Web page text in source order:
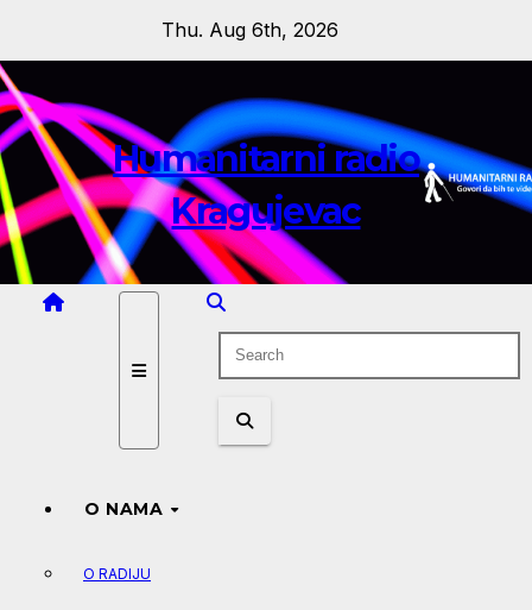
content
Thu. Aug 6th, 2026
Humanitarni radio
Kragujevac
O NAMA
O RADIJU